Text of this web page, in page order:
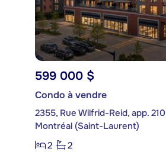
599 000 $
Condo à vendre
2355, Rue Wilfrid-Reid, app. 210
Montréal (Saint-Laurent)
2
2